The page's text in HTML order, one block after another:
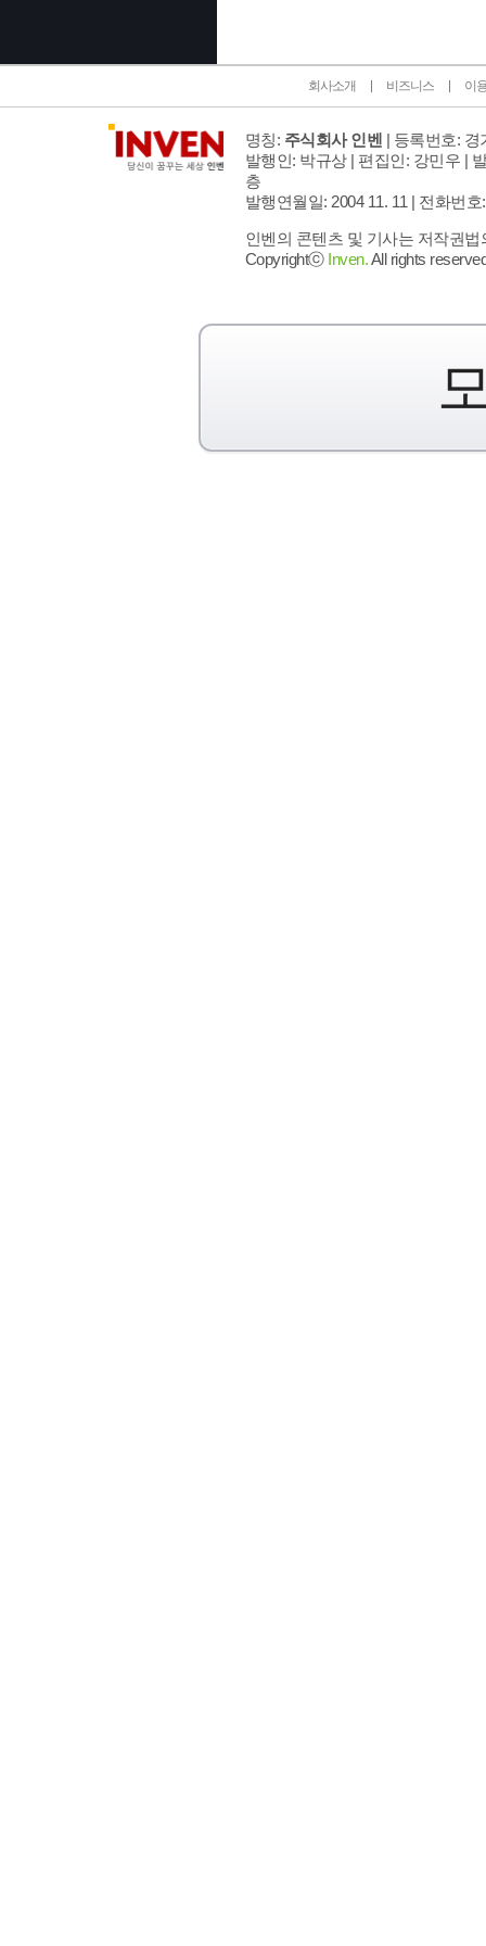
회사소개 비즈니스 이
명칭: 주식회사 인벤 | 등록번호: 경
발행인: 박규상 | 편집인: 강민우 |
층
발행연월일: 2004 11. 11 | 전화번호
인벤의 콘텐츠 및 기사는 저작권
Copyrightⓒ Inven.All rights